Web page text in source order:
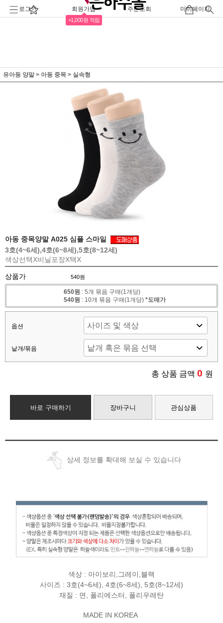
로그인 회원가입
+1,000원 적립
주문조회 마이페이지
유아동 양말 > 아동 중목 > 실속형
아동 중목양말 A025 심플 스마일
3호(4~6세),4호(6~8세),5호(8~12세)
색상선택X비닐포장X택X
상품가 540원
650원 : 5개 묶음 구매(1개당)
540원 : 10개 묶음 구매(1개당) *도매가
옵션
낱개/묶음
총 상품 금액 0 원
바로 구매하기 장바구니 관심상품
상세 정보를 확대해 보실 수 있습니다
색상 : 아이보리,그레이,블랙
사이즈 : 3호(4~6세), 4호(6~8세), 5호(8~12세)
재질 : 면, 폴리에스터, 폴리우레탄
MADE IN KOREA